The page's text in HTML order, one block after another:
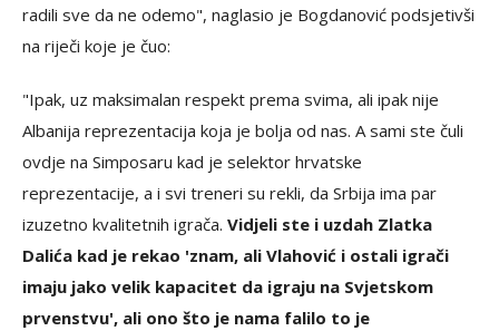
radili sve da ne odemo", naglasio je Bogdanović podsjetivši
na riječi koje je čuo:
"Ipak, uz maksimalan respekt prema svima, ali ipak nije
Albanija reprezentacija koja je bolja od nas. A sami ste čuli
ovdje na Simposaru kad je selektor hrvatske
reprezentacije, a i svi treneri su rekli, da Srbija ima par
izuzetno kvalitetnih igrača. Vidjeli ste i uzdah Zlatka
Dalića kad je rekao 'znam, ali Vlahović i ostali igrači
imaju jako velik kapacitet da igraju na Svjetskom
prvenstvu', ali ono što je nama falilo to je